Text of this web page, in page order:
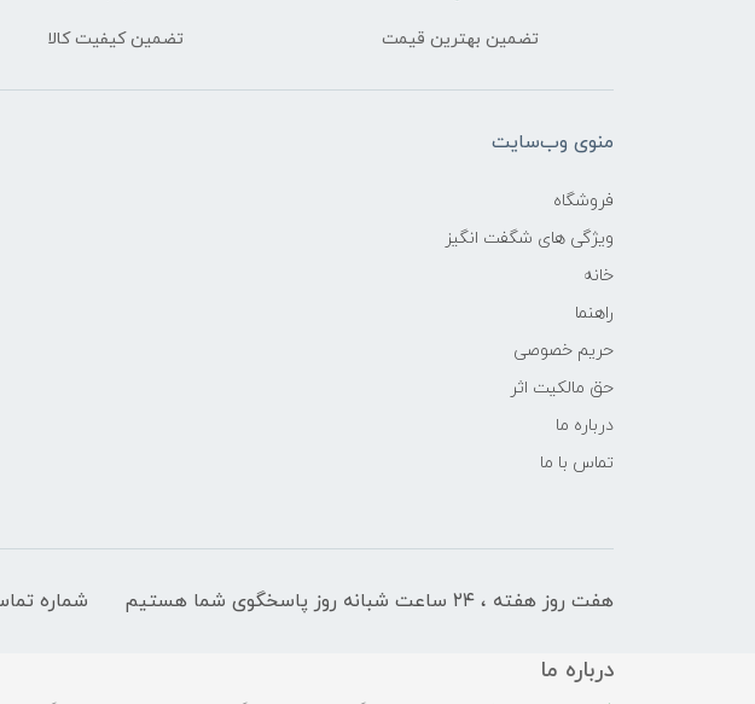
تضمین بهترین قیمت تضمین کیفیت کالا
منوی وب‌سایت
فروشگاه
ویژگی های شگفت انگیز
خانه
راهنما
حریم خصوصی
حق مالکیت اثر
درباره ما
تماس با ما
هفت روز هفته ، ۲۴ ساعت شبانه‌ روز پاسخگوی شما هستیم شماره
درباره ما